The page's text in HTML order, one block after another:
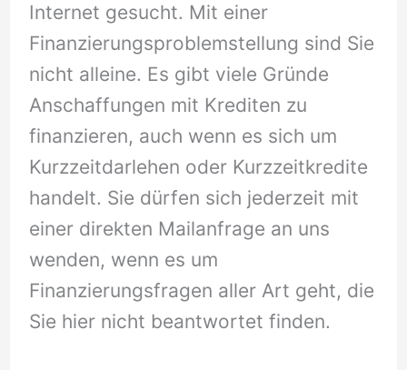
Internet gesucht. Mit einer
Finanzierungsproblemstellung sind Sie
nicht alleine. Es gibt viele Gründe
Anschaffungen mit Krediten zu
finanzieren, auch wenn es sich um
Kurzzeitdarlehen oder Kurzzeitkredite
handelt. Sie dürfen sich jederzeit mit
einer direkten Mailanfrage an uns
wenden, wenn es um
Finanzierungsfragen aller Art geht, die
Sie hier nicht beantwortet finden.